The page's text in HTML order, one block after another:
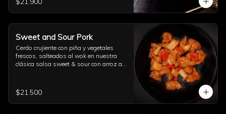
Sweet and Sour Pork
Cerdo crujiente con piña y vegetales
frescos, salteados al wok en nuestra
clásica salsa sweet & sour con arroz a
$21.500